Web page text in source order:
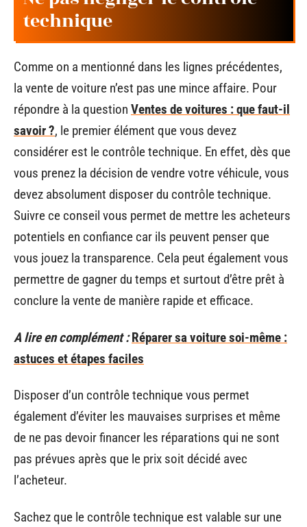
technique
Comme on a mentionné dans les lignes précédentes,
la vente de voiture n’est pas une mince affaire. Pour
répondre à la question Ventes de voitures : que faut-il
savoir ?, le premier élément que vous devez
considérer est le contrôle technique. En effet, dès que
vous prenez la décision de vendre votre véhicule, vous
devez absolument disposer du contrôle technique.
Suivre ce conseil vous permet de mettre les acheteurs
potentiels en confiance car ils peuvent penser que
vous jouez la transparence. Cela peut également vous
permettre de gagner du temps et surtout d’être prêt à
conclure la vente de manière rapide et efficace.
A lire en complément : Réparer sa voiture soi-même :
astuces et étapes faciles
Disposer d’un contrôle technique vous permet
également d’éviter les mauvaises surprises et même
de ne pas devoir financer les réparations qui ne sont
pas prévues après que le prix soit décidé avec
l’acheteur.
Sachez que le contrôle technique est valable sur une